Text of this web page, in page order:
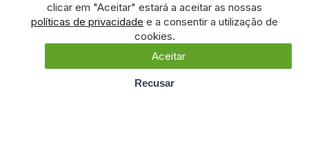
clicar em "Aceitar" estará a aceitar as nossas
políticas de privacidade e a consentir a utilização de
cookies.
Aceitar
Recusar